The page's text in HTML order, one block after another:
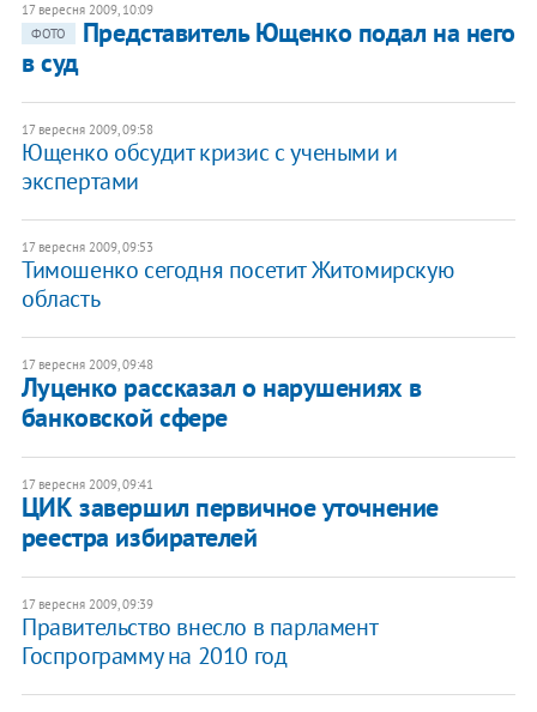
17 вересня 2009, 10:09
ФОТО
Представитель Ющенко подал на него
в суд
17 вересня 2009, 09:58
Ющенко обсудит кризис с учеными и
экспертами
17 вересня 2009, 09:53
Тимошенко сегодня посетит Житомирскую
область
17 вересня 2009, 09:48
Луценко рассказал о нарушениях в
банковской сфере
17 вересня 2009, 09:41
ЦИК завершил первичное уточнение
реестра избирателей
17 вересня 2009, 09:39
Правительство внесло в парламент
Госпрограмму на 2010 год